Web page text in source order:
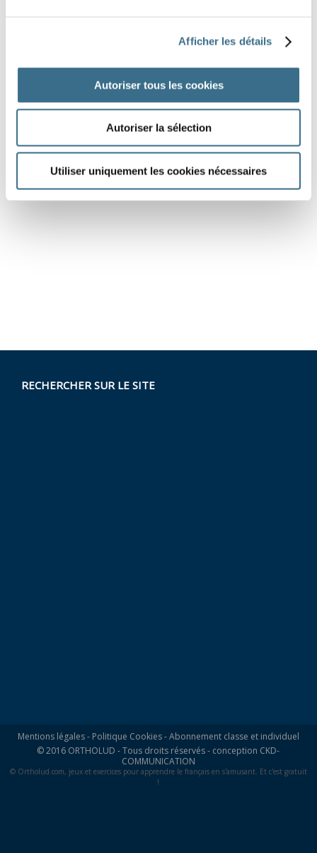
Afficher les détails
Autoriser tous les cookies
Autoriser la sélection
Utiliser uniquement les cookies nécessaires
RECHERCHER SUR LE SITE
Mentions légales- Politique Cookies-Abonnement classe et individuel
© 2016 ORTHOLUD - Tous droits réservés - conception CKD-
COMMUNICATION
© Ortholud.com, jeux et exercices pour apprendre le français en s'amusant. Et c'est gratuit
!